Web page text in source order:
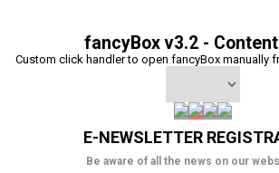
fancyBox v3.2 -
Custom click handler to open fancyBox manually
E-NEWSLETTER
Be aware of all the news on our